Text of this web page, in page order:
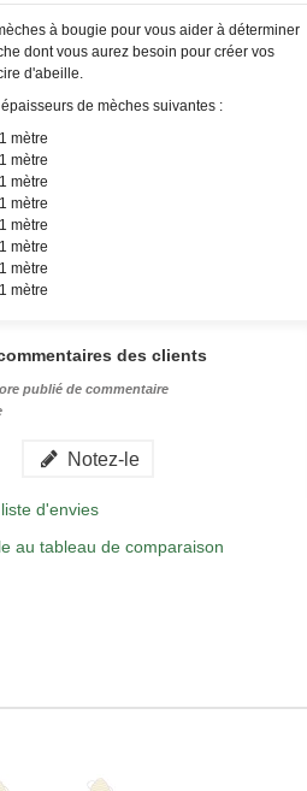
à bougie pour vous aider à déterminer
dont vous aurez besoin pour créer vos
d'abeille.
de mèches suivantes :
mètre
mètre
mètre
mètre
mètre
mètre
mètre
mètre
des clients
publié de commentaire
Notez-le
d'envies
au tableau de comparaison